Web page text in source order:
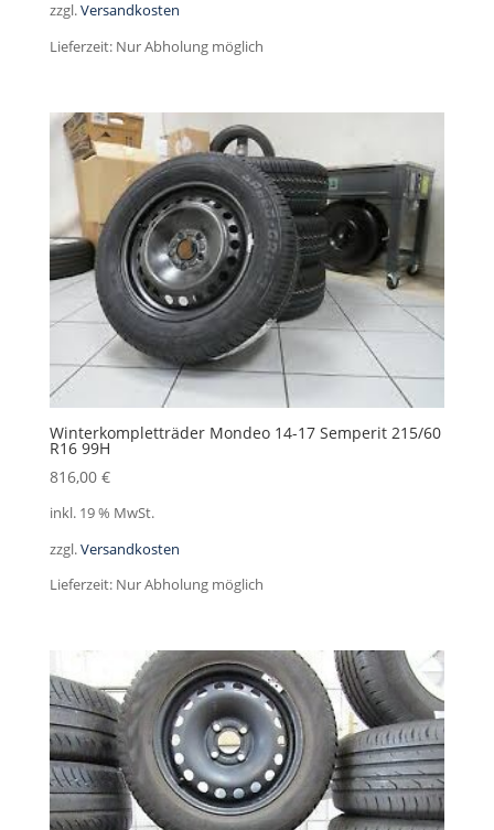
zzgl.Versandkosten
Lieferzeit: Nur Abholung möglich
Winterkompletträder Mondeo 14-17 Semperit 215/60
R16 99H
816,00 €
inkl. 19 % MwSt.
zzgl.Versandkosten
Lieferzeit: Nur Abholung möglich